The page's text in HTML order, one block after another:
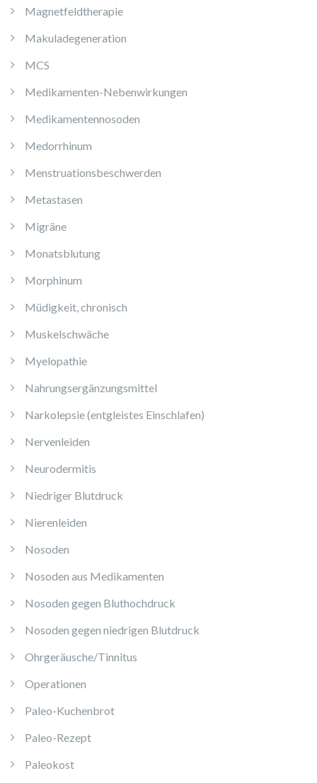
Magnetfeldtherapie
Makuladegeneration
MCS
Medikamenten-Nebenwirkungen
Medikamentennosoden
Medorrhinum
Menstruationsbeschwerden
Metastasen
Migräne
Monatsblutung
Morphinum
Müdigkeit, chronisch
Muskelschwäche
Myelopathie
Nahrungsergänzungsmittel
Narkolepsie (entgleistes Einschlafen)
Nervenleiden
Neurodermitis
Niedriger Blutdruck
Nierenleiden
Nosoden
Nosoden aus Medikamenten
Nosoden gegen Bluthochdruck
Nosoden gegen niedrigen Blutdruck
Ohrgeräusche/Tinnitus
Operationen
Paleo-Kuchenbrot
Paleo-Rezept
Paleokost